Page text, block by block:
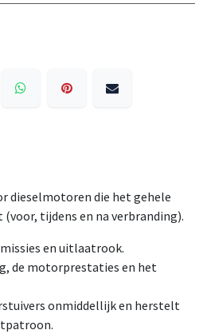
dieselmotoren die het gehele
tijdens en na verbranding).
en uitlaatrook.
de motorprestaties en het
onmiddellijk en herstelt